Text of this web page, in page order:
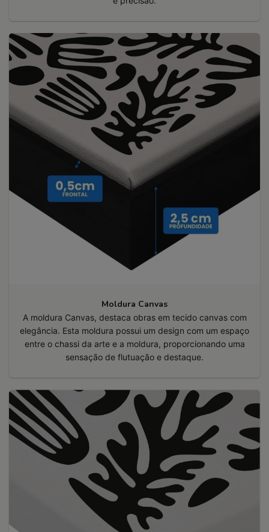
Moldura Canvas
A moldura Canvas, destaca obras em tecido canvas com
elegância. Esta moldura possui um design com um espaço
entre o chassi da arte e a moldura, proporcionando uma
sensação de flutuação e destaque.